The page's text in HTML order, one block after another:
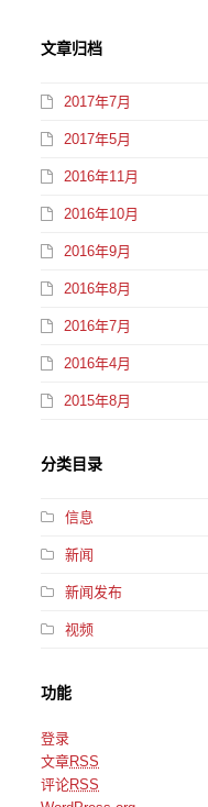
文章归档
2017年7月
2017年5月
2016年11月
2016年10月
2016年9月
2016年8月
2016年7月
2016年4月
2015年8月
分类目录
信息
新闻
新闻发布
视频
功能
登录
文章RSS
评论RSS